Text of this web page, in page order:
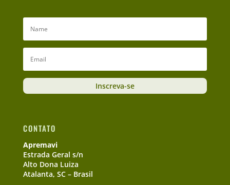
Inscreva-se
CONTATO
Apremavi
Estrada Geral s/n
Alto Dona Luiza
Atalanta, SC – Brasil